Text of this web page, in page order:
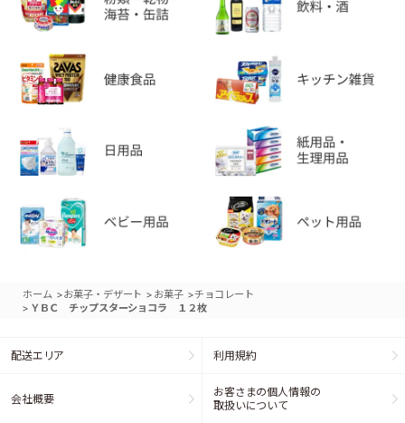
ホーム >お菓子・デザート > お菓子 >チョコレート
> ＹＢＣ チップスターショコラ １２枚
配送エリア 利用規約
会社概要
お客さまの個人情報の
取扱いについて